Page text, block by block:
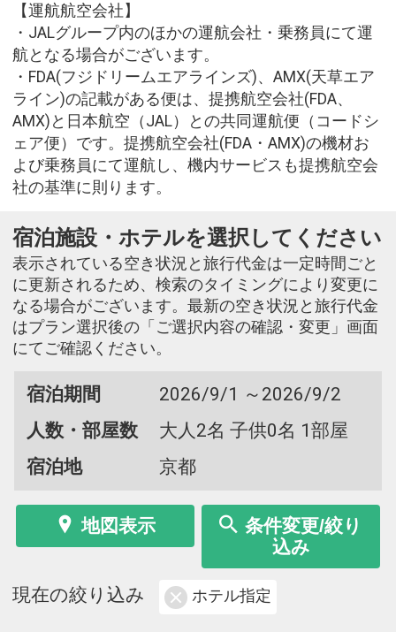
【運航航空会社】
・JALグループ内のほかの運航会社・乗務員にて運
航となる場合がございます。
・FDA(フジドリームエアラインズ)、AMX(天草エア
ライン)の記載がある便は、提携航空会社(FDA、
AMX)と日本航空（JAL）との共同運航便（コードシ
ェア便）です。提携航空会社(FDA・AMX)の機材お
よび乗務員にて運航し、機内サービスも提携航空会
社の基準に則ります。
宿泊施設・ホテルを選択してください
表示されている空き状況と旅行代金は一定時間ごと
に更新されるため、検索のタイミングにより変更に
なる場合がございます。最新の空き状況と旅行代金
はプラン選択後の「ご選択内容の確認・変更」画面
にてご確認ください。
宿泊期間
2026/9/1 ～2026/9/2
人数・部屋数
大人2名 子供0名 1部屋
宿泊地
京都
地図表示
条件変更/絞り
込み
現在の絞り込み ホテル指定